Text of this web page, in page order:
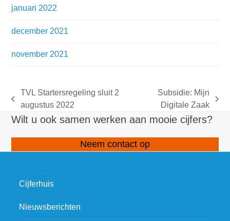
januari 2022
december 2021
november 2021
previous
post:
TVL Startersregeling sluit 2
augustus 2022
post:
Subsidie: Mijn
Digitale Zaak
Wilt u ook samen werken aan mooie cijfers?
Neem contact op
Cijferhuis
Nieuwsberichten